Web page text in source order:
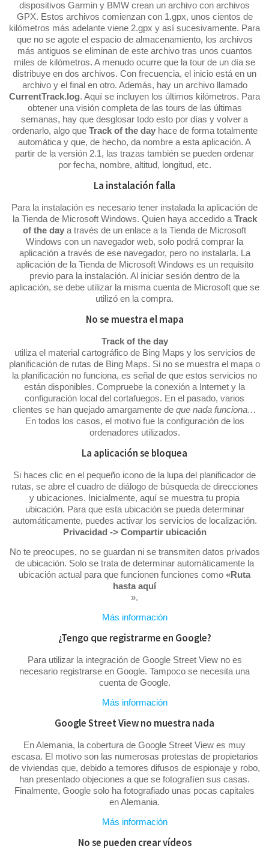
dispositivos Garmin y BMW crean un archivo con archivos
GPX. Estos archivos comienzan con 1.gpx, unos cientos de
kilómetros más adelante viene 2.gpx y así sucesivamente. Para
que no se agote el espacio de almacenamiento, los archivos
más antiguos se eliminan de este archivo tras unos cuantos
miles de kilómetros. A menudo ocurre que la tour de un día se
distribuye en dos archivos. Con frecuencia, el inicio está en un
archivo y el final en otro. Además, hay un archivo llamado
CurrentTrack.log. Aquí se incluyen los últimos kilómetros. Para
obtener una visión completa de las tours de las últimas
semanas, hay que desglosar todo esto por días y volver a
ordenarlo, algo que Track of the dayhace de forma totalmente
automática y que, de hecho, da nombre a esta aplicación. A
partir de la versión 2.1, las trazas también se pueden ordenar
por fecha, nombre, altitud, longitud, etc.
La instalación falla
Para la instalación es necesario tener instalada la aplicación de
la Tienda de Microsoft Windows. Quien haya accedido a Track
of the day a través de un enlace a la Tienda de Microsoft
Windows con un navegador web, solo podrá comprar la
aplicación a través de ese navegador, pero no instalarla. La
aplicación de la Tienda de Microsoft Windows es un requisito
previo para la instalación. Al iniciar sesión dentro de la
aplicación, se debe utilizar la misma cuenta de Microsoft que se
utilizó en la compra.
No se muestra el mapa
Track of the day
utiliza el material cartográfico de Bing Maps y los servicios de
planificación de rutas de Bing Maps. Si no se muestra el mapa o
la planificación no funciona, es señal de que estos servicios no
están disponibles. Compruebe la conexión a Internet y la
configuración local del cortafuegos. En el pasado, varios
clientes se han quejado amargamente de que nada funciona…
En todos los casos, el motivo fue la configuración de los
ordenadores utilizados.
La aplicación se bloquea
Si haces clic en el pequeño icono de la lupa del planificador de
rutas, se abre el cuadro de diálogo de búsqueda de direcciones
y ubicaciones. Inicialmente, aquí se muestra tu propia
ubicación. Para que esta ubicación se pueda determinar
automáticamente, puedes activar los servicios de localización.
Privacidad -> Compartir ubicación
No te preocupes, no se guardan ni se transmiten datos privados
de ubicación. Solo se trata de determinar automáticamente la
ubicación actual para que funcionen funciones como «Ruta
hasta aquí
».
Más información
¿Tengo que registrarme en Google?
Para utilizar la integración de Google Street View no es
necesario registrarse en Google. Tampoco se necesita una
cuenta de Google.
Más información
Google Street View no muestra nada
En Alemania, la cobertura de Google Street View es muy
escasa. El motivo son las numerosas protestas de propietarios
de viviendas que, debido a temores difusos de espionaje y robo,
han presentado objeciones a que se fotografíen sus casas.
Finalmente, Google solo ha fotografiado unas pocas capitales
en Alemania.
Más información
No se pueden crear vídeos